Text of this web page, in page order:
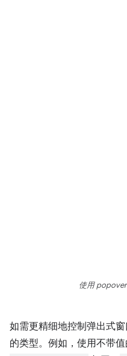
使用 popover
如需更精细地控制弹出式
的类型。例如，使用不带